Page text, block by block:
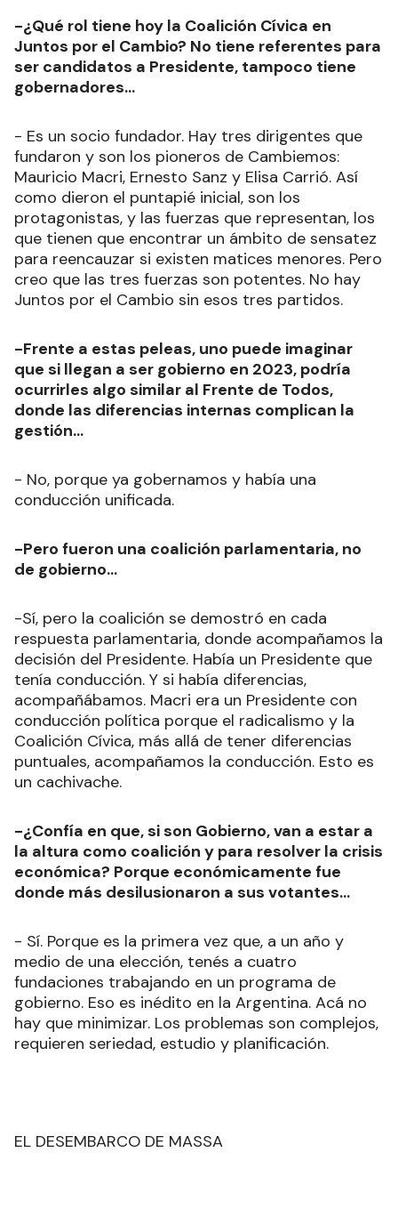
-¿Qué rol tiene hoy la Coalición Cívica en
Juntos por el Cambio? No tiene referentes para
ser candidatos a Presidente, tampoco tiene
gobernadores...
- Es un socio fundador. Hay tres dirigentes que
fundaron y son los pioneros de Cambiemos:
Mauricio Macri, Ernesto Sanz y Elisa Carrió. Así
como dieron el puntapié inicial, son los
protagonistas, y las fuerzas que representan, los
que tienen que encontrar un ámbito de sensatez
para reencauzar si existen matices menores. Pero
creo que las tres fuerzas son potentes. No hay
Juntos por el Cambio sin esos tres partidos.
-Frente a estas peleas, uno puede imaginar
que si llegan a ser gobierno en 2023, podría
ocurrirles algo similar al Frente de Todos,
donde las diferencias internas complican la
gestión...
- No, porque ya gobernamos y había una
conducción unificada.
-Pero fueron una coalición parlamentaria, no
de gobierno...
-Sí, pero la coalición se demostró en cada
respuesta parlamentaria, donde acompañamos la
decisión del Presidente. Había un Presidente que
tenía conducción. Y si había diferencias,
acompañábamos. Macri era un Presidente con
conducción política porque el radicalismo y la
Coalición Cívica, más allá de tener diferencias
puntuales, acompañamos la conducción. Esto es
un cachivache.
-¿Confía en que, si son Gobierno, van a estar a
la altura como coalición y para resolver la crisis
económica? Porque económicamente fue
donde más desilusionaron a sus votantes...
- Sí. Porque es la primera vez que, a un año y
medio de una elección, tenés a cuatro
fundaciones trabajando en un programa de
gobierno. Eso es inédito en la Argentina. Acá no
hay que minimizar. Los problemas son complejos,
requieren seriedad, estudio y planificación.
EL DESEMBARCO DE MASSA